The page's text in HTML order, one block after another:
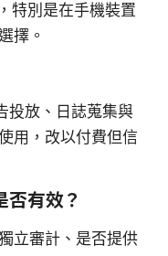
特別是在手機裝置
擇。
投放、日誌蒐集與
用，改以付費但信
否有效？
立審計、是否提供